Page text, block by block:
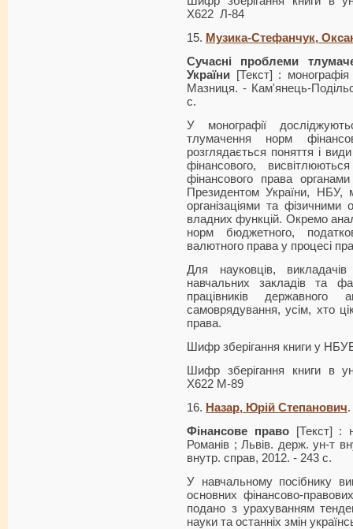
Х622 Л-84
15. Музика-Стефанчук,
Сучасні проблеми
України [Текст] :
Мазниця. - Кам'янець-
с.
У монографії
тлумачення норм
розглядається поняття і
фінансового,
фінансового права
Президентом України, НБУ,
організаціями та
владних функцій. Окремо
норм бюджетного,
валютного права у процесі
Для науковців,
навчальних закладів та
працівників державного
самоврядування, усім, хто
права.
Шифр зберігання книги у
Шифр зберігання книги в
Х622 М-89
16. Назар, Юрій Степанович.
Фінансове право[Текст] :
Романів ; Львів. держ. ун-т
внутр. справ, 2012. - 243 с.
У навчальному посібнику
основ­них фінансово-
подано з ура­хуванням
науки та останніх змін